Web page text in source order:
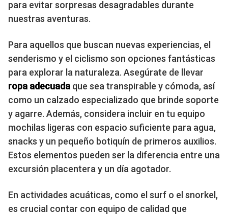
para evitar sorpresas desagradables durante
nuestras aventuras.
Para aquellos que buscan nuevas experiencias, el
senderismo y el ciclismo son opciones fantásticas
para explorar la naturaleza. Asegúrate de llevar
ropa adecuadaque sea transpirable y cómoda, así
como un calzado especializado que brinde soporte
y agarre. Además, considera incluir en tu equipo
mochilas ligeras con espacio suficiente para agua,
snacks y un pequeño botiquín de primeros auxilios.
Estos elementos pueden ser la diferencia entre una
excursión placentera y un día agotador.
En actividades acuáticas, como el surf o el snorkel,
es crucial contar con equipo de calidad que